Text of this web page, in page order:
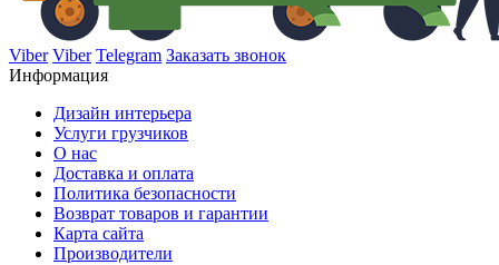
Viber Viber Telegram Заказать звонок
Информация
Дизайн интерьера
Услуги грузчиков
О нас
Доставка и оплата
Политика безопасности
Возврат товаров и гарантии
Карта сайта
Производители